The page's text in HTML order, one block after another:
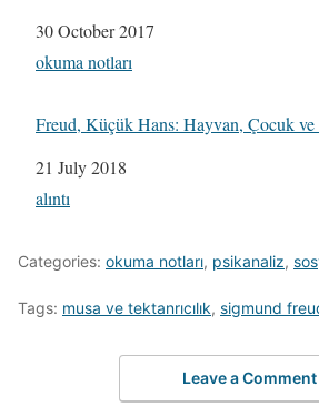
Date
30 October 2017
In relation to
okuma notları
Freud, Küçük Hans: Hayvan, Çocuk
Date
21 July 2018
In relation to
alıntı
Categories: okuma notları, psikanaliz,
Tags: musa ve tektanrıcılık, sigmund
Leave a Comment